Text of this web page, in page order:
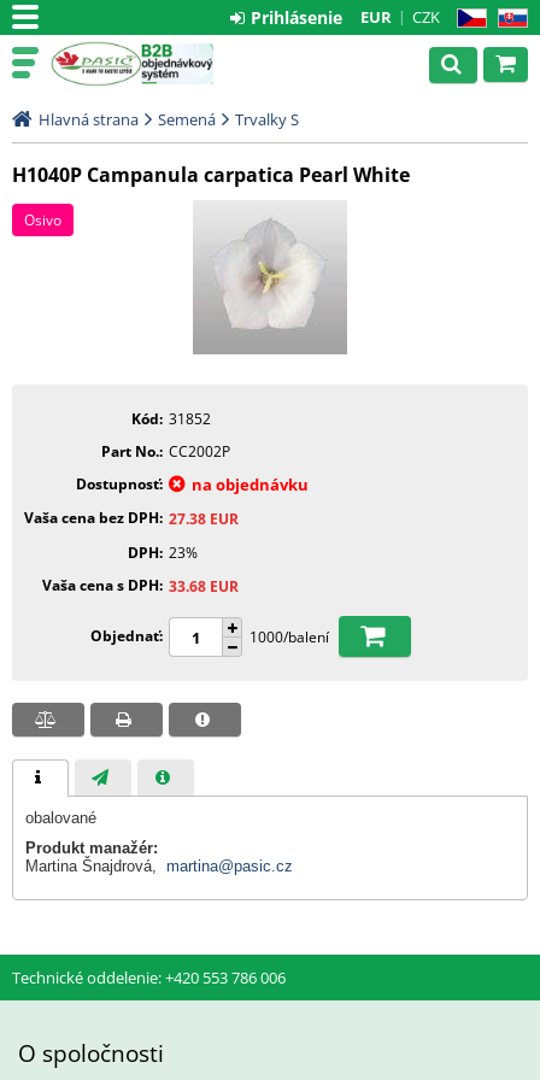
CZ SK
EUR CZK
Prihlásenie
Hlavná strana Semená Trvalky S
H1040P Campanula carpatica Pearl White
Osivo
Kód 31852
Part No. CC2002P
Dostupnosť
na objednávku
Vaša cena bez DPH 27.38 EUR
DPH 23%
Vaša cena s DPH 33.68 EUR
Objednať 1000/balení
obalované
Produkt manažér:
Martina Šnajdrová, martina@pasic.cz
Technické oddelenie: +420 553 786 006
O spoločnosti